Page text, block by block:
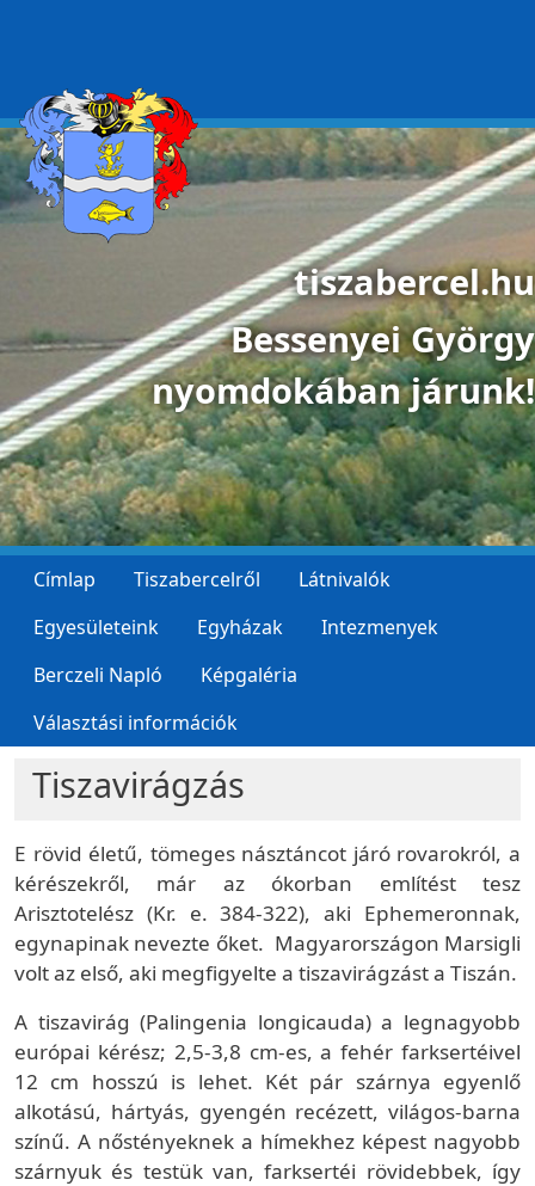
tiszabercel.hu
Bessenyei György
nyomdokában járunk!
Címlap Tiszabercelről
Látnivalók
Egyesületeink
Egyházak
Intezmenyek
Berczeli Napló
Képgaléria
Választási információk
Tiszavirágzás
E rövid életű, tömeges násztáncot járó rovarokról, a
kérészekről, már az ókorban említést tesz
Arisztotelész (Kr. e. 384-322), aki Ephemeronnak,
egynapinak nevezte őket. Magyarországon Marsigli
volt az első, aki megfigyelte a tiszavirágzást a Tiszán.
A tiszavirág (Palingenia longicauda) a legnagyobb
európai kérész; 2,5-3,8 cm-es, a fehér farksertéivel
12 cm hosszú is lehet. Két pár szárnya egyenlő
alkotású, hártyás, gyengén recézett, világos-barna
színű. A nőstényeknek a hímekhez képest nagyobb
szárnyuk és testük van, farksertéi rövidebbek, így